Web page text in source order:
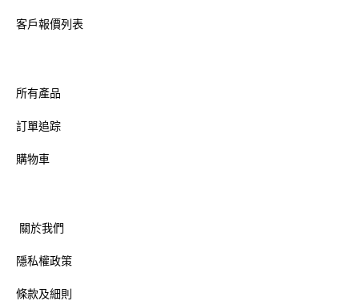
客戶報價列表
所有產品
訂單追踪
購物車
關於我們
隱私權政策
條款及細則